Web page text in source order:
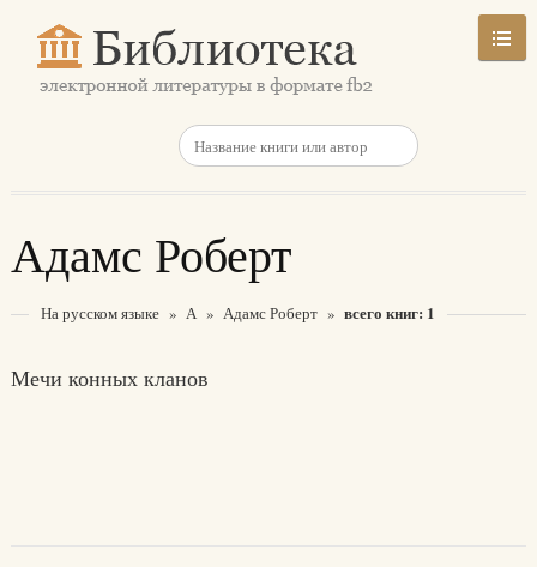
Адамс Роберт
На русском языке » А » Адамс Роберт » всего книг: 1
Мечи конных кланов